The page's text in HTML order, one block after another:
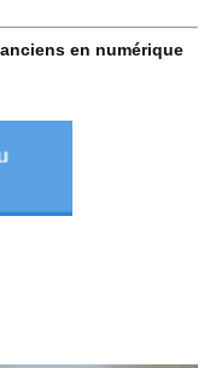
en numérique